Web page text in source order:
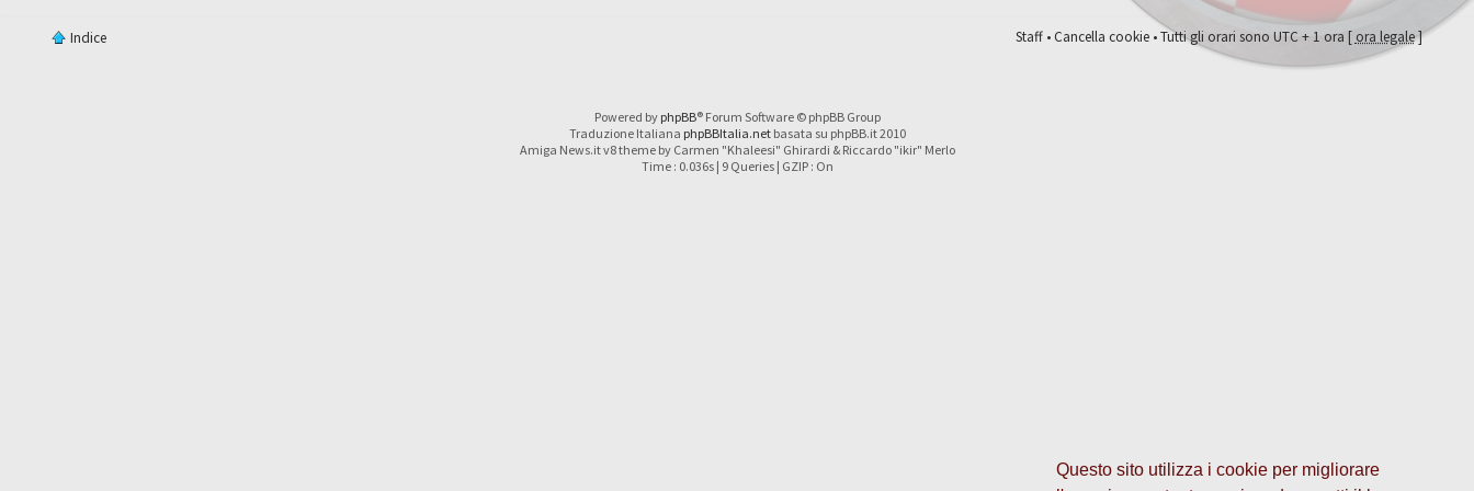
Questo sito utilizza i cookie per migliorare
Indice Staff•Cancella cookie• Tutti gli orari sono UTC + 1 ora [ ora legale]
Powered by phpBB® Forum Software © phpBB Group
Traduzione Italiana phpBBItalia.netbasata su phpBB.it 2010
Amiga News.it v8 theme by Carmen "Khaleesi" Ghirardi & Riccardo "ikir" Merlo
Time : 0.036s | 9 Queries | GZIP : On